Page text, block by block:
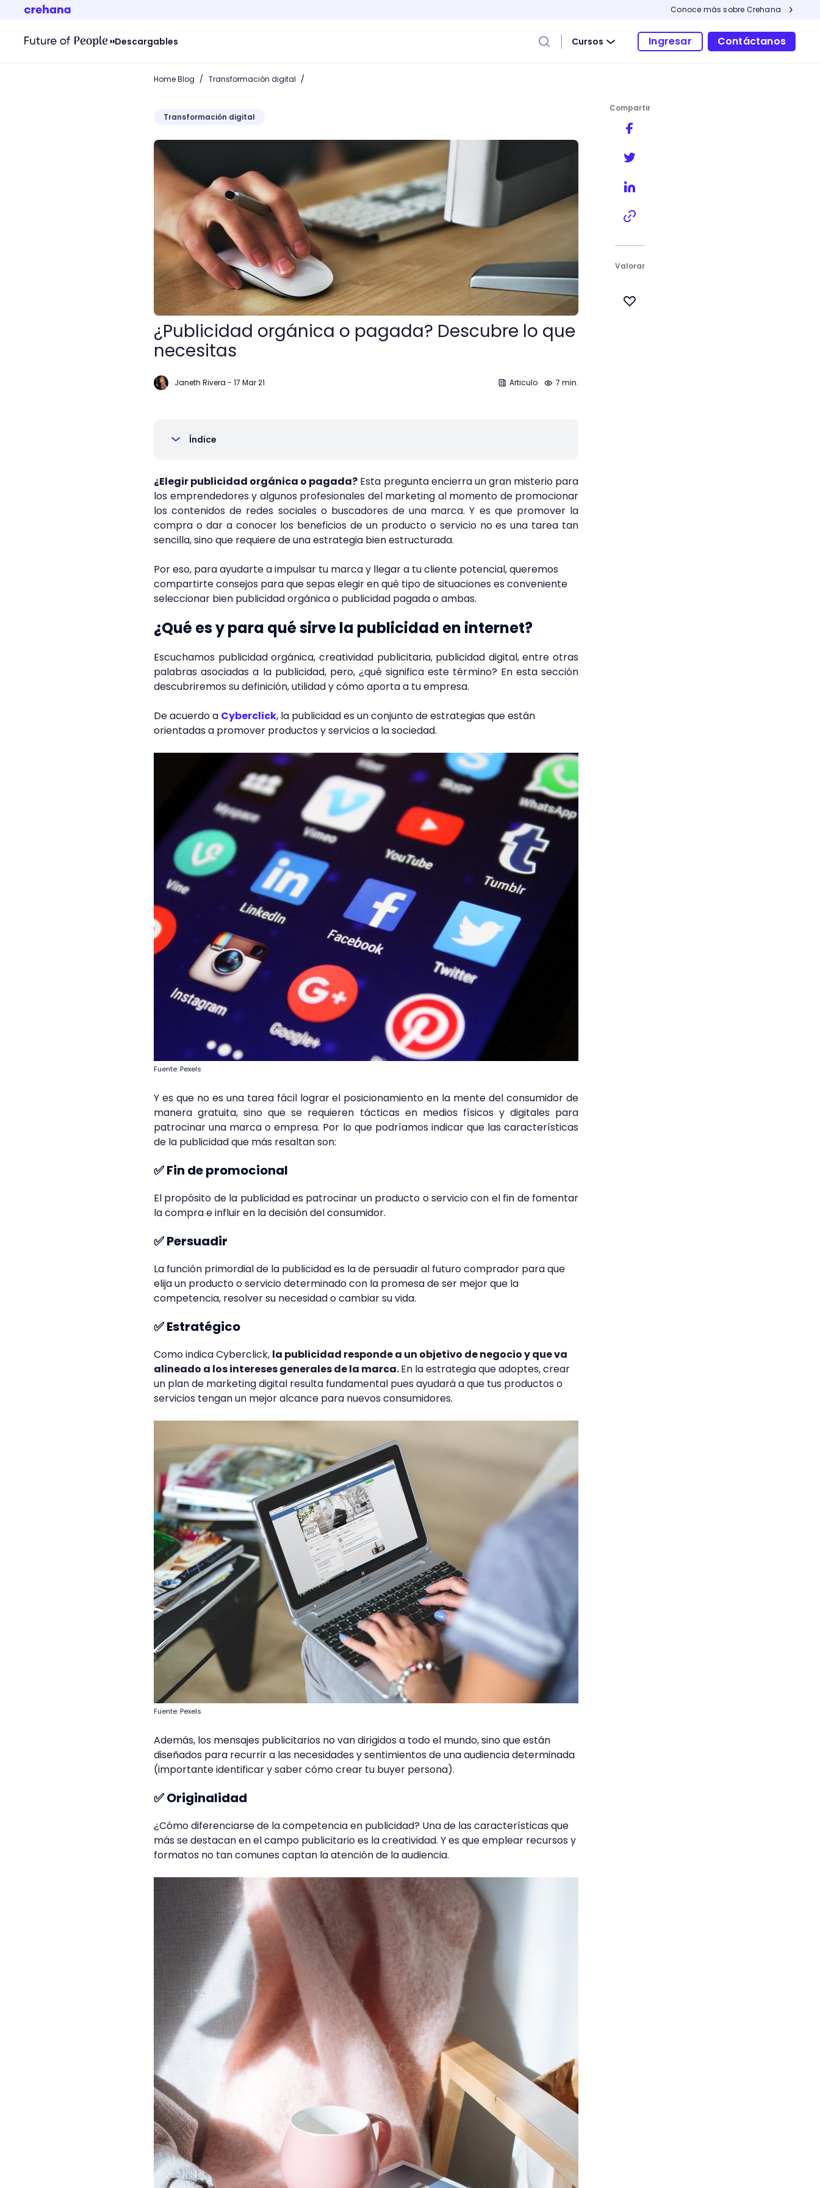
Conoce más sobre Crehana
Descargables Cursos Ingresar Contáctanos
Home Blog / Transformación digital /
Transformación digital
¿Publicidad orgánica o pagada? Descubre lo que necesitas
¿Publicidad orgánica o pagada? Descubre lo que
necesitas
Janeth Rivera - 17 Mar 21 Articulo 7 min.
Índice
¿Elegir publicidad orgánica o pagada? Esta pregunta encierra un gran misterio para
los emprendedores y algunos profesionales del marketing al momento de promocionar
los contenidos de redes sociales o buscadores de una marca. Y es que promover la
compra o dar a conocer los beneficios de un producto o servicio no es una tarea tan
sencilla, sino que requiere de una estrategia bien estructurada.
Por eso, para ayudarte a impulsar tu marca y llegar a tu cliente potencial, queremos
compartirte consejos para que sepas elegir en qué tipo de situaciones es conveniente
seleccionar bien publicidad orgánica o publicidad pagada o ambas.
¿Qué es y para qué sirve la publicidad en internet?
Escuchamos publicidad orgánica, creatividad publicitaria, publicidad digital, entre otras
palabras asociadas a la publicidad, pero, ¿qué significa este término? En esta sección
descubriremos su definición, utilidad y cómo aporta a tu empresa.
De acuerdo a Cyberclick, la publicidad es un conjunto de estrategias que están
orientadas a promover productos y servicios a la sociedad.
Fuente: Pexels
Y es que no es una tarea fácil lograr el posicionamiento en la mente del consumidor de
manera gratuita, sino que se requieren tácticas en medios físicos y digitales para
patrocinar una marca o empresa. Por lo que podríamos indicar que las características
de la publicidad que más resaltan son:
✅ Fin de promocional
El propósito de la publicidad es patrocinar un producto o servicio con el fin de fomentar
la compra e influir en la decisión del consumidor.
✅ Persuadir
La función primordial de la publicidad es la de persuadir al futuro comprador para que
elija un producto o servicio determinado con la promesa de ser mejor que la
competencia, resolver su necesidad o cambiar su vida.
✅ Estratégico
Como indica Cyberclick, la publicidad responde a un objetivo de negocio y que va
alineado a los intereses generales de la marca.En la estrategia que adoptes, crear
un plan de marketing digital resulta fundamental pues ayudará a que tus productos o
servicios tengan un mejor alcance para nuevos consumidores.
Fuente: Pexels
Además, los mensajes publicitarios no van dirigidos a todo el mundo, sino que están
diseñados para recurrir a las necesidades y sentimientos de una audiencia determinada
(importante identificar y saber cómo crear tu buyer persona).
✅ Originalidad
¿Cómo diferenciarse de la competencia en publicidad? Una de las características que
más se destacan en el campo publicitario es la creatividad. Y es que emplear recursos y
formatos no tan comunes captan la atención de la audiencia.
Compartir
Valorar